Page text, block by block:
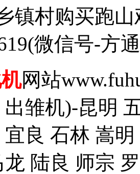
镇村购买跑
微信号-方
网站
雏机)-昆明
良 石林 嵩
陆良 师宗